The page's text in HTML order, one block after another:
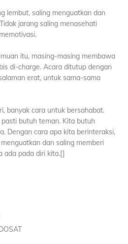
lembut, saling menguatkan dan
jarang saling menasehati
itu, masing-masing membawa
di-charge. Acara ditutup dengan
erat, untuk sama-sama
banyak cara untuk bersahabat.
butuh teman. Kita butuh
Dengan cara apa kita berinteraksi,
dan saling memberi
ada pada diri kita.[]